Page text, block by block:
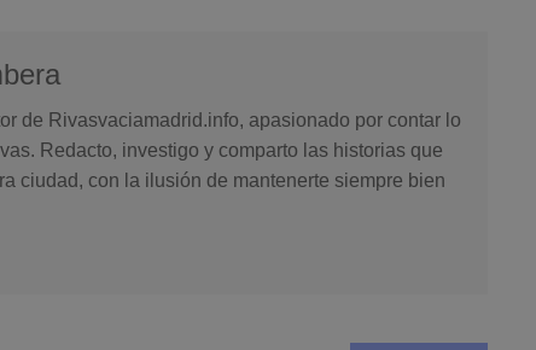
de Rivasvaciamadrid.info, apasionado por contar lo
Redacto, investigo y comparto las historias que
ciudad, con la ilusión de mantenerte siempre bien